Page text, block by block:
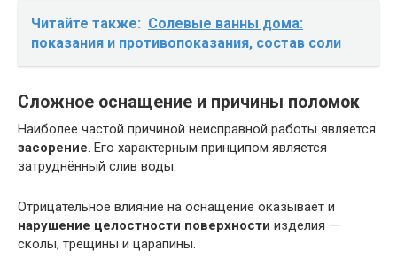
Читайте также: Солевые ванны дома:
показания и противопоказания, состав соли
Сложное оснащение и причины поломок
Наиболее частой причиной неисправной работы является
засорение. Его характерным принципом является
затруднённый слив воды.
Отрицательное влияние на оснащение оказывает и
нарушение целостности поверхности изделия —
сколы, трещины и царапины.